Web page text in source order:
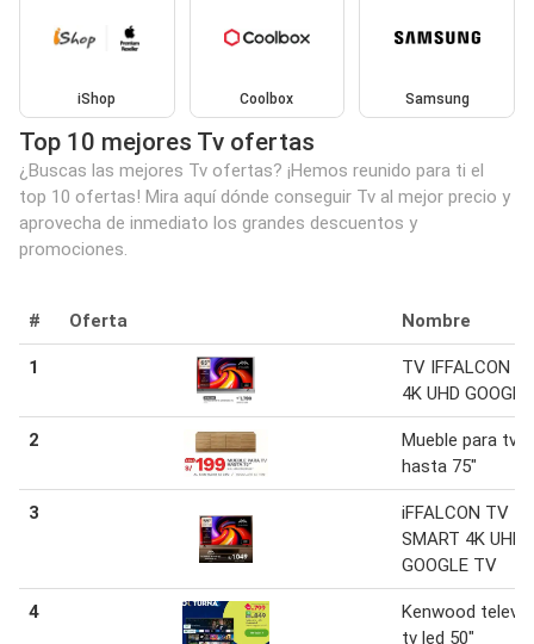
iShop Coolbox Samsung
Top 10 mejores Tv ofertas
¿Buscas las mejores Tv ofertas? ¡Hemos reunido para ti el
top 10 ofertas! Mira aquí dónde conseguir Tv al mejor precio y
aprovecha de inmediato los grandes descuentos y
promociones.
# Oferta Nombre
1
TV IFFALCON
4K UHD
2
Mueble para tv
hasta 75"
3
iFFALCON TV
SMART 4K UHD
GOOGLE TV
4
Kenwood
tv led 50"